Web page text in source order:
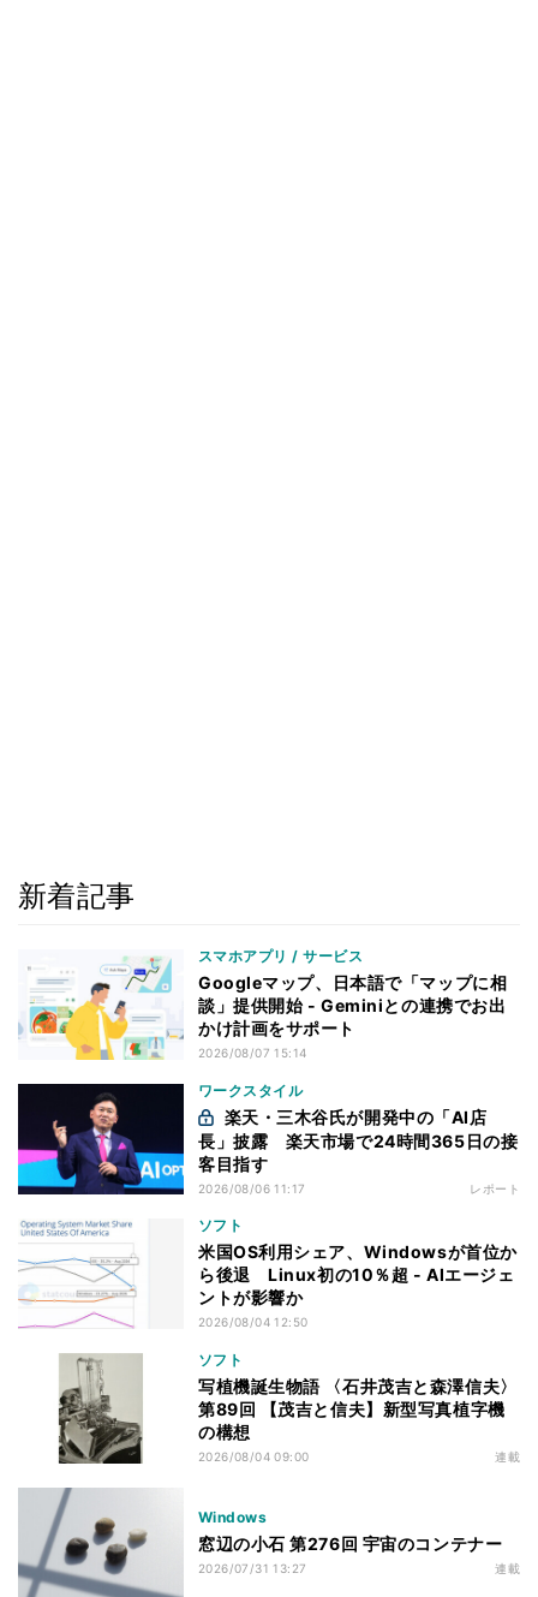
新着記事
スマホアプリ / サービス
Googleマップ、日本語で「マップに相
談」提供開始 - Geminiとの連携でお出
かけ計画をサポート
2026/08/07 15:14
ワークスタイル
長」披露 楽天市場で24時間365日の接
客目指す
2026/08/06 11:17 レポート
ソフト
米国OS利用シェア、Windowsが首位か
ら後退 Linux初の10％超 - AIエージェ
ントが影響か
2026/08/04 12:50
ソフト
写植機誕生物語 〈石井茂吉と森澤信夫〉
第89回 【茂吉と信夫】新型写真植字機
の構想
2026/08/04 09:00 連載
Windows
窓辺の小石 第276回 宇宙のコンテナー
2026/07/31 13:27 連載